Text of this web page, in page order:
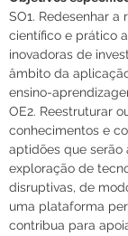
SO1. Redesenhar
científico e prático
inovadoras de
âmbito da
ensino-
OE2. Reestruturar
conhecimentos e
aptidões que serão
exploração de
disruptivas, de
uma plataforma
contribua para